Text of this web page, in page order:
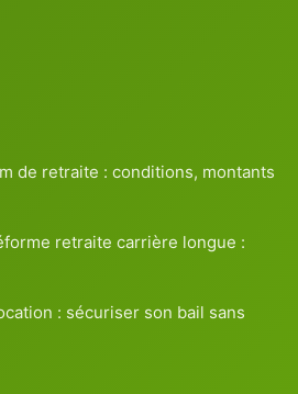
de retraite : conditions, montants
retraite carrière longue :
: sécuriser son bail sans